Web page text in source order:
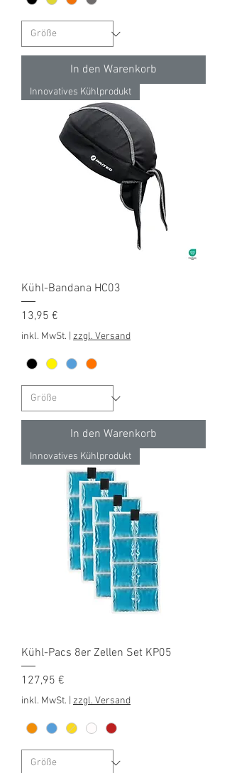
In den Warenkorb
Innovatives Kühlprodukt
Kühl-Bandana HC03
Preis
13,95 €
inkl. MwSt. zzgl. Versand
In den Warenkorb
Innovatives Kühlprodukt
Kühl-Pacs 8er Zellen Set KP05
Preis
127,95 €
inkl. MwSt. zzgl. Versand